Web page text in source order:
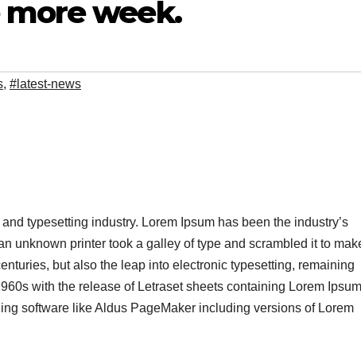
week.
, #latest-news
typesetting industry. Lorem Ipsum has been the industry’s
unknown printer took a galley of type and scrambled it to
but also the leap into electronic typesetting, remaining
with the release of Letraset sheets containing Lorem Ipsum
software like Aldus PageMaker including versions of Lorem